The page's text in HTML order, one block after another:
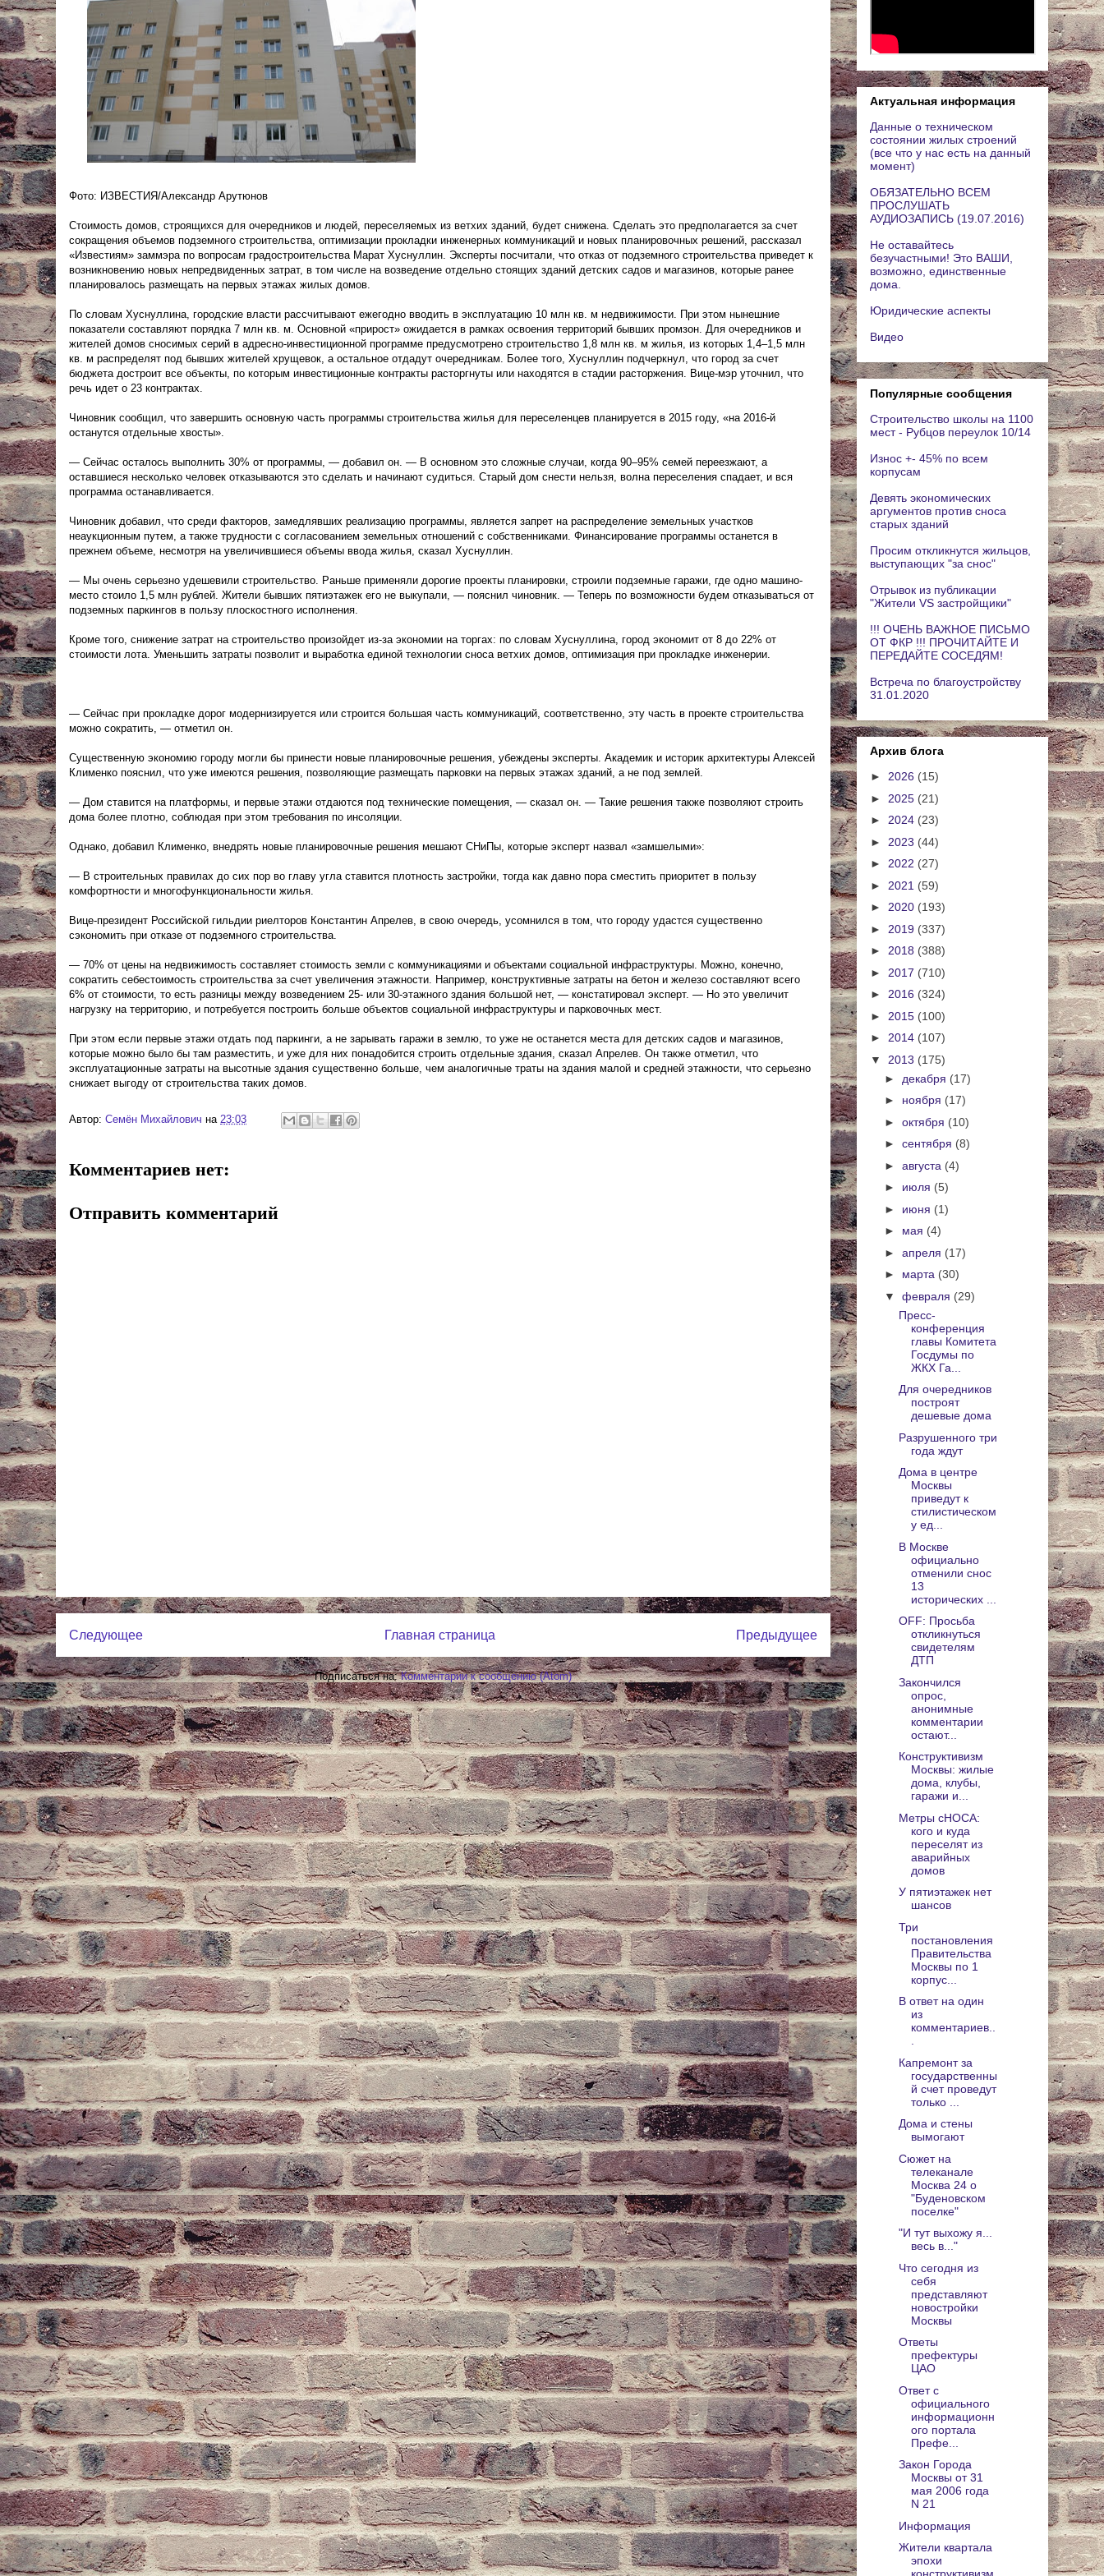
Фото: ИЗВЕСТИЯ/Александр Арутюнов
Стоимость домов, строящихся для очередников и людей, переселяемых из ветхих зданий, будет снижена. Сделать это предполагается за счет
сокращения объемов подземного строительства, оптимизации прокладки инженерных коммуникаций и новых планировочных решений, рассказал
«Известиям» заммэра по вопросам градостроительства Марат Хуснуллин. Эксперты посчитали, что отказ от подземного строительства приведет к
возникновению новых непредвиденных затрат, в том числе на возведение отдельно стоящих зданий детских садов и магазинов, которые ранее
планировалось размещать на первых этажах жилых домов.
По словам Хуснуллина, городские власти рассчитывают ежегодно вводить в эксплуатацию 10 млн кв. м недвижимости. При этом нынешние
показатели составляют порядка 7 млн кв. м. Основной «прирост» ожидается в рамках освоения территорий бывших промзон. Для очередников и
жителей домов сносимых серий в адресно-инвестиционной программе предусмотрено строительство 1,8 млн кв. м жилья, из которых 1,4–1,5 млн
кв. м распределят под бывших жителей хрущевок, а остальное отдадут очередникам. Более того, Хуснуллин подчеркнул, что город за счет
бюджета достроит все объекты, по которым инвестиционные контракты расторгнуты или находятся в стадии расторжения. Вице-мэр уточнил, что
речь идет о 23 контрактах.
Чиновник сообщил, что завершить основную часть программы строительства жилья для переселенцев планируется в 2015 году, «на 2016-й
останутся отдельные хвосты».
— Сейчас осталось выполнить 30% от программы, — добавил он. — В основном это сложные случаи, когда 90–95% семей переезжают, а
оставшиеся несколько человек отказываются это сделать и начинают судиться. Старый дом снести нельзя, волна переселения спадает, и вся
программа останавливается.
Чиновник добавил, что среди факторов, замедлявших реализацию программы, является запрет на распределение земельных участков
неаукционным путем, а также трудности с согласованием земельных отношений с собственниками. Финансирование программы останется в
прежнем объеме, несмотря на увеличившиеся объемы ввода жилья, сказал Хуснуллин.
— Мы очень серьезно удешевили строительство. Раньше применяли дорогие проекты планировки, строили подземные гаражи, где одно машино-
место стоило 1,5 млн рублей. Жители бывших пятиэтажек его не выкупали, — пояснил чиновник. — Теперь по возможности будем отказываться от
подземных паркингов в пользу плоскостного исполнения.
Кроме того, снижение затрат на строительство произойдет из-за экономии на торгах: по словам Хуснуллина, город экономит от 8 до 22% от
стоимости лота. Уменьшить затраты позволит и выработка единой технологии сноса ветхих домов, оптимизация при прокладке инженерии.
— Сейчас при прокладке дорог модернизируется или строится большая часть коммуникаций, соответственно, эту часть в проекте строительства
можно сократить, — отметил он.
Существенную экономию городу могли бы принести новые планировочные решения, убеждены эксперты. Академик и историк архитектуры Алексей
Клименко пояснил, что уже имеются решения, позволяющие размещать парковки на первых этажах зданий, а не под землей.
— Дом ставится на платформы, и первые этажи отдаются под технические помещения, — сказал он. — Такие решения также позволяют строить
дома более плотно, соблюдая при этом требования по инсоляции.
Однако, добавил Клименко, внедрять новые планировочные решения мешают СНиПы, которые эксперт назвал «замшелыми»:
— В строительных правилах до сих пор во главу угла ставится плотность застройки, тогда как давно пора сместить приоритет в пользу
комфортности и многофункциональности жилья.
Вице-президент Российской гильдии риелторов Константин Апрелев, в свою очередь, усомнился в том, что городу удастся существенно
сэкономить при отказе от подземного строительства.
— 70% от цены на недвижимость составляет стоимость земли с коммуникациями и объектами социальной инфраструктуры. Можно, конечно,
сократить себестоимость строительства за счет увеличения этажности. Например, конструктивные затраты на бетон и железо составляют всего
6% от стоимости, то есть разницы между возведением 25- или 30-этажного здания большой нет, — констатировал эксперт. — Но это увеличит
нагрузку на территорию, и потребуется построить больше объектов социальной инфраструктуры и парковочных мест.
При этом если первые этажи отдать под паркинги, а не зарывать гаражи в землю, то уже не останется места для детских садов и магазинов,
которые можно было бы там разместить, и уже для них понадобится строить отдельные здания, сказал Апрелев. Он также отметил, что
эксплуатационные затраты на высотные здания существенно больше, чем аналогичные траты на здания малой и средней этажности, что серьезно
снижает выгоду от строительства таких домов.
Автор: Cемён Михайлович на 23:03
Комментариев нет:
Отправить комментарий
Следующее Предыдущее
Главная страница
Подписаться на:Комментарии к сообщению (Atom)
Актуальная информация
Данные о техническом
состоянии жилых строений
(все что у нас есть на данный
момент)
ОБЯЗАТЕЛЬНО ВСЕМ
ПРОСЛУШАТЬ
АУДИОЗАПИСЬ (19.07.2016)
Не оставайтесь
безучастными! Это ВАШИ,
возможно, единственные
дома.
Юридические аспекты
Видео
Популярные сообщения
Строительство школы на 1100
мест - Рубцов переулок 10/14
Износ +- 45% по всем
корпусам
Девять экономических
аргументов против сноса
старых зданий
Просим откликнутся жильцов,
выступающих "за снос"
Отрывок из публикации
"Жители VS застройщики"
!!! ОЧЕНЬ ВАЖНОЕ ПИСЬМО
ОТ ФКР !!! ПРОЧИТАЙТЕ И
ПЕРЕДАЙТЕ СОСЕДЯМ!
Встреча по благоустройству
31.01.2020
Архив блога
► 2026 (15)
► 2025 (21)
► 2024 (23)
► 2023 (44)
► 2022 (27)
► 2021 (59)
► 2020 (193)
► 2019 (337)
► 2018 (388)
► 2017 (710)
► 2016 (324)
► 2015 (100)
► 2014 (107)
▼ 2013 (175)
► декабря (17)
► ноября (17)
► октября (10)
► сентября (8)
► августа (4)
► июля (5)
► июня (1)
► мая (4)
► апреля (17)
► марта (30)
▼ февраля (29)
Пресс-
конференция
главы Комитета
Госдумы по
ЖКХ Га...
Для очередников
построят
дешевые дома
Разрушенного три
года ждут
Дома в центре
Москвы
приведут к
стилистическом
у ед...
В Москве
официально
отменили снос
13
исторических ...
OFF: Просьба
откликнуться
свидетелям
ДТП
Закончился
опрос,
анонимные
комментарии
остают...
Конструктивизм
Москвы: жилые
дома, клубы,
гаражи и...
Метры сНОСА:
кого и куда
переселят из
аварийных
домов
У пятиэтажек нет
шансов
Три
постановления
Правительства
Москвы по 1
корпус...
В ответ на один
из
комментариев..
Капремонт за
государственны
й счет проведут
только ...
Дома и стены
вымогают
Сюжет на
телеканале
Москва 24 о
"Буденовском
поселке"
"И тут выхожу я...
весь в..."
Что сегодня из
себя
представляют
новостройки
Москвы
Ответы
префектуры
ЦАО
Ответ с
официального
информационн
ого портала
Префе...
Закон Города
Москвы от 31
мая 2006 года
N 21
Информация
Жители квартала
эпохи